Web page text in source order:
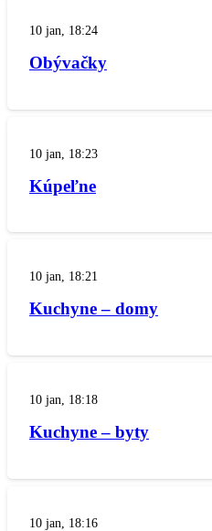
10 jan, 18:24
Obývačky
10 jan, 18:23
Kúpeľne
10 jan, 18:21
Kuchyne – domy
10 jan, 18:18
Kuchyne – byty
10 jan, 18:16